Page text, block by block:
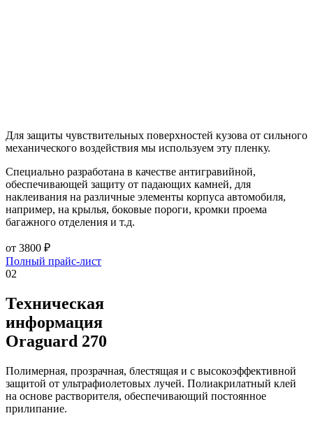
Для защиты чувствительных поверхностей кузова от сильного
механического воздействия мы используем эту пленку.
Специально разработана в качестве антигравийной,
обеспечивающей защиту от падающих камней, для
наклеивания на различные элементы корпуса автомобиля,
например, на крылья, боковые пороги, кромки проема
багажного отделения и т.д.
от 3800 ₽
Полный прайс-лист
02
Техническая
информация
Oraguard 270
Полимерная, прозрачная, блестящая и с высокоэффективной
защитой от ультрафиолетовых лучей. Полиакрилатный клей
на основе растворителя, обеспечивающий постоянное
прилипание.